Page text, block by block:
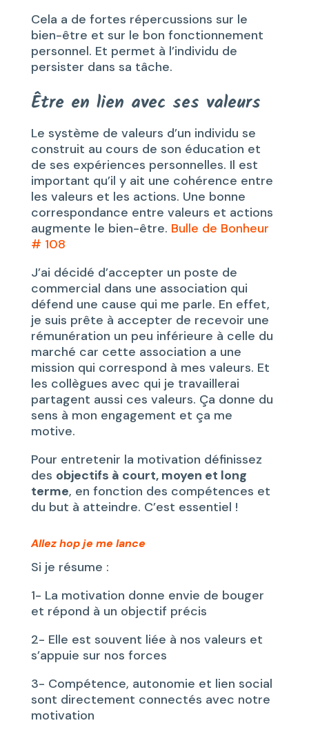
Cela a de fortes répercussions sur le
bien-être et sur le bon fonctionnement
personnel. Et permet à l’individu de
persister dans sa tâche.
Être en lien avec ses valeurs
Le système de valeurs d’un individu se
construit au cours de son éducation et
de ses expériences personnelles. Il est
important qu’il y ait une cohérence entre
les valeurs et les actions. Une bonne
correspondance entre valeurs et actions
augmente le bien-être. Bulle de Bonheur
# 108
J’ai décidé d’accepter un poste de
commercial dans une association qui
défend une cause qui me parle. En effet,
je suis prête à accepter de recevoir une
rémunération un peu inférieure à celle du
marché car cette association a une
mission qui correspond à mes valeurs. Et
les collègues avec qui je travaillerai
partagent aussi ces valeurs. Ça donne du
sens à mon engagement et ça me
motive.
Pour entretenir la motivation définissez
des objectifs à court, moyen et long
terme, en fonction des compétences et
du but à atteindre. C’est essentiel !
Allez hop je me lance
Si je résume :
1- La motivation donne envie de bouger
et répond à un objectif précis
2- Elle est souvent liée à nos valeurs et
s’appuie sur nos forces
3- Compétence, autonomie et lien social
sont directement connectés avec notre
motivation